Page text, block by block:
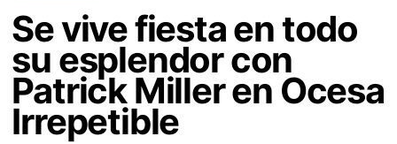
Se vive fiesta en todo
su esplendor con
Patrick Miller en Ocesa
Irrepetible